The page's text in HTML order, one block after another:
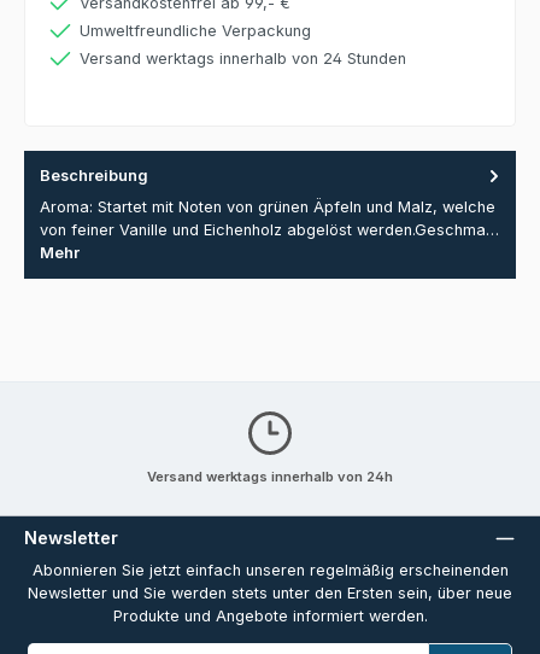
Umweltfreundliche Verpackung
Versand werktags innerhalb von 24 Stunden
Beschreibung
Aroma: Startet mit Noten von grünen Äpfeln und Malz, welche
von feiner Vanille und Eichenholz abgelöst werden.Geschma…
Mehr
Versand werktags innerhalb von 24h
Newsletter
Abonnieren Sie jetzt einfach unseren regelmäßig erscheinenden
Newsletter und Sie werden stets unter den Ersten sein, über neue
Produkte und Angebote informiert werden.
E-